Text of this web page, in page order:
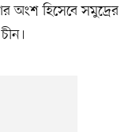
অংশ হিসেবে সমুদ্রের